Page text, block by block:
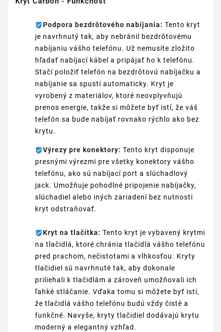
Podpora bezdrôtového nabíjania: Tento kryt
je navrhnutý tak, aby nebránil bezdrôtovému
nabíjaniu vášho telefónu. Už nemusíte zložito
hľadať nabíjací kábel a pripájať ho k telefónu.
Stačí položiť telefón na bezdrôtovú nabíjačku a
nabíjanie sa spustí automaticky. Kryt je
vyrobený z materiálov, ktoré neovplyvňujú
prenos energie, takže si môžete byť istí, že váš
telefón sa bude nabíjať rovnako rýchlo ako bez
krytu.
Výrezy pre konektory: Tento kryt disponuje
presnými výrezmi pre všetky konektory vášho
telefónu, ako sú nabíjací port a slúchadlový
jack. Umožňuje pohodlné pripojenie nabíjačky,
slúchadiel alebo iných zariadení bez nutnosti
kryt odstraňovať.
Kryt na tlačítka: Tento kryt je vybavený krytmi
na tlačidlá, ktoré chránia tlačidlá vášho telefónu
pred prachom, nečistotami a vlhkosťou. Kryty
tlačidiel sú navrhnuté tak, aby dokonale
priliehali k tlačidlám a zároveň umožňovali ich
ľahké stláčanie. Vďaka tomu si môžete byť istí,
že tlačidlá vášho telefónu budú vždy čisté a
funkčné. Navyše, kryty tlačidiel dodávajú krytu
moderný a elegantný vzhľad.